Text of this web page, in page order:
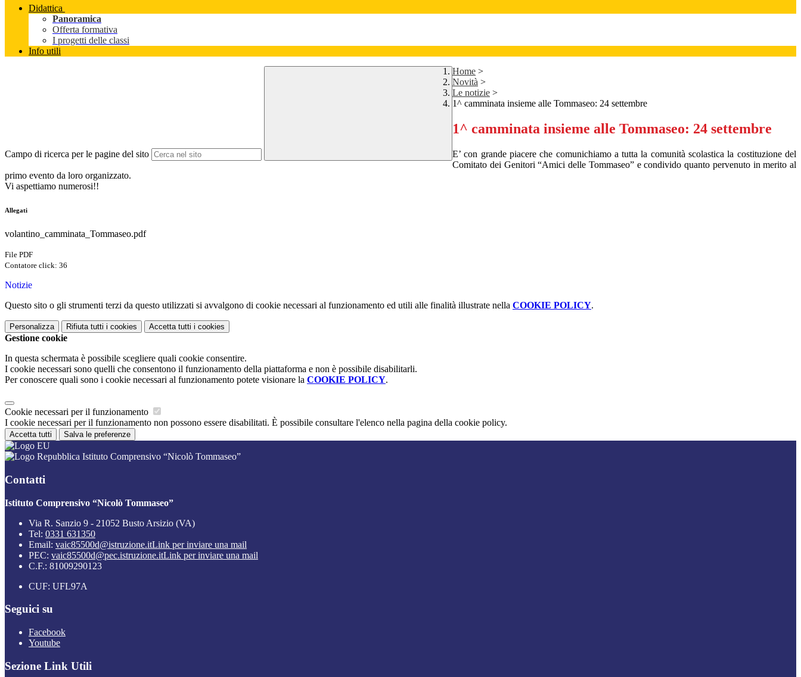
Didattica
Panoramica
Offerta formativa
I progetti delle classi
Info utili
Campo di ricerca per le pagine del sito
Home >
Novità >
Le notizie >
1^ camminata insieme alle Tommaseo: 24 settembre
1^ camminata insieme alle Tommaseo: 24 settembre
E’ con grande piacere che comunichiamo a tutta la comunità scolastica la costituzione del
Comitato dei Genitori “Amici delle Tommaseo” e condivido quanto pervenuto in merito al
primo evento da loro organizzato.
Vi aspettiamo numerosi!!
Allegati
volantino_camminata_Tommaseo.pdf
File PDF
Contatore click: 36
Notizie
Questo sito o gli strumenti terzi da questo utilizzati si avvalgono di cookie necessari al funzionamento ed utili alle finalità illustrate nella COOKIE POLICY.
Personalizza Rifiuta tutti i cookies Accetta tutti i cookies
Gestione cookie
In questa schermata è possibile scegliere quali cookie consentire.
I cookie necessari sono quelli che consentono il funzionamento della piattaforma e non è possibile disabilitarli.
Per conoscere quali sono i cookie necessari al funzionamento potete visionare la COOKIE POLICY.
Cookie necessari per il funzionamento
I cookie necessari per il funzionamento non possono essere disabilitati. È possibile consultare l'elenco nella pagina della cookie policy.
Accetta tutti Salva le preferenze
Istituto Comprensivo “Nicolò Tommaseo”
Contatti
Istituto Comprensivo “Nicolò Tommaseo”
Via R. Sanzio 9 - 21052 Busto Arsizio (VA)
Tel: 0331 631350
Email: vaic85500d@istruzione.itLink per inviare una mail
PEC: vaic85500d@pec.istruzione.itLink per inviare una mail
C.F.: 81009290123
CUF: UFL97A
Seguici su
Facebook
Youtube
Sezione Link Utili